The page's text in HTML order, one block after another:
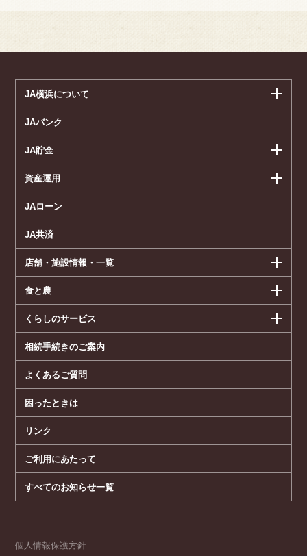
JA横浜について
JAバンク
JA貯金
資産運用
JAローン
JA共済
店舗・施設情報・一覧
食と農
くらしのサービス
相続手続きのご案内
よくあるご質問
困ったときは
リンク
ご利用にあたって
すべてのお知らせ一覧
個人情報保護方針